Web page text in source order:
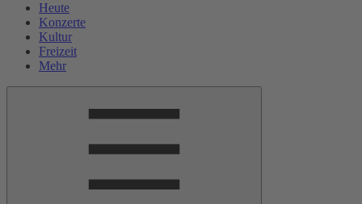
Heute
Konzerte
Kultur
Freizeit
Mehr